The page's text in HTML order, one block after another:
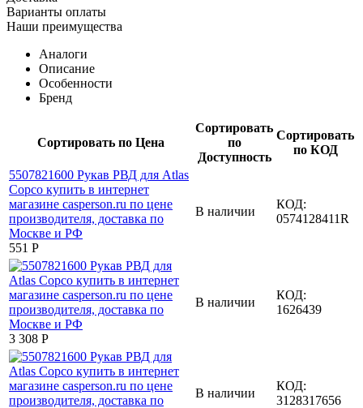
Варианты оплаты
Наши преимущества
Аналоги
Описание
Особенности
Бренд
Сортировать по Цена
Сортировать
по
Доступность
Сортировать
по КОД
‍551‍ Р
В наличии
КОД:
0574128411R
3 308 Р
В наличии
КОД:
1626439
В наличии
КОД:
3128317656